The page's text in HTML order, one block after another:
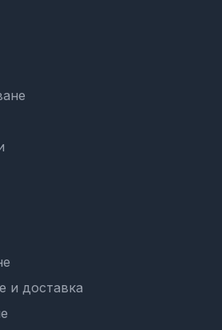
и доставка